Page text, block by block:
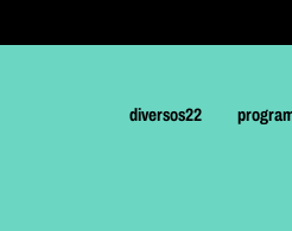
diversos22